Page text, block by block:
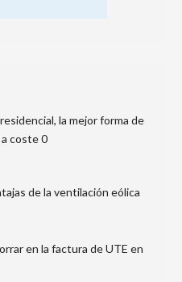
la mejor forma de
coste 0
de la ventilación eólica
en la factura de UTE en